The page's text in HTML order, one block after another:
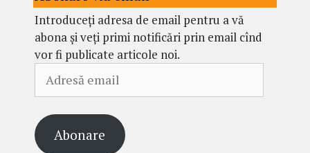
Introduceți adresa de email pentru a vă
abona și veți primi notificări prin email cînd
vor fi publicate articole noi.
email
Abonare